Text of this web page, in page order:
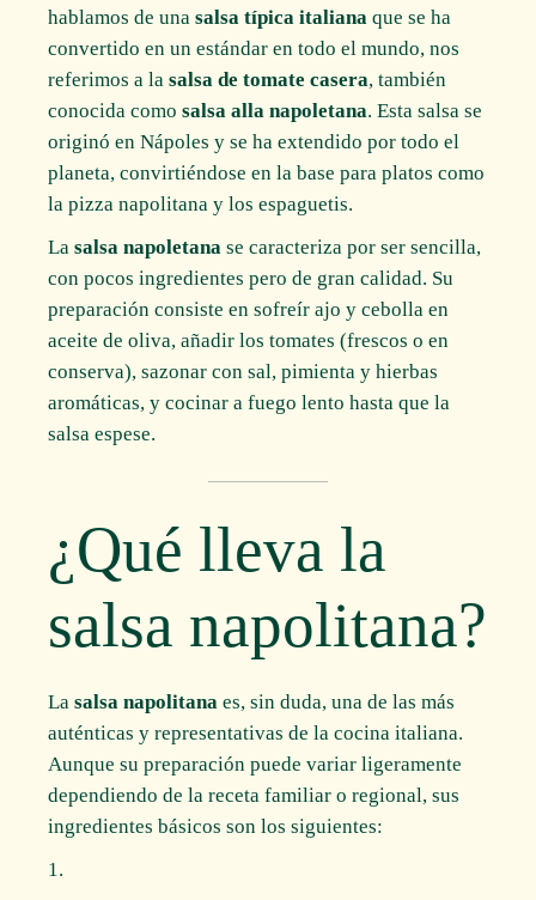
hablamos de unasalsa típica italiana que se ha
convertido en un estándar en todo el mundo, nos
referimos a lasalsa de tomate casera, también
conocida comosalsa alla napoletana. Esta salsa se
originó en Nápoles y se ha extendido por todo el
planeta, convirtiéndose en la base para platos como
la pizza napolitana y los espaguetis.
Lasalsa napoletana se caracteriza por ser sencilla,
con pocos ingredientes pero de gran calidad. Su
preparación consiste en sofreír ajo y cebolla en
aceite de oliva, añadir los tomates (frescos o en
conserva), sazonar con sal, pimienta y hierbas
aromáticas, y cocinar a fuego lento hasta que la
salsa espese.
¿Qué lleva la
salsa napolitana?
Lasalsa napolitana es, sin duda, una de las más
auténticas y representativas de la cocina italiana.
Aunque su preparación puede variar ligeramente
dependiendo de la receta familiar o regional, sus
ingredientes básicos son los siguientes: